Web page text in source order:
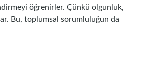
öğrenirler. Çünkü olgunluk,
Bu, toplumsal sorumluluğun da